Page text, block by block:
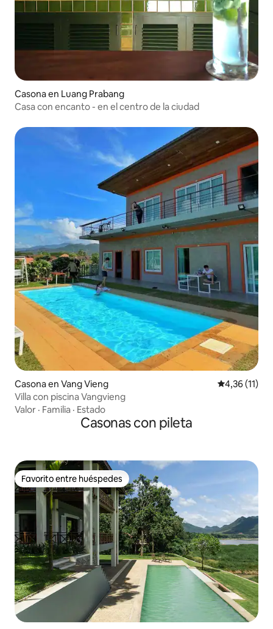
Casona en Luang Prabang
Casa con encanto - en el centro de la ciudad
Casona en Vang Vieng Calificación
4,36 (11)
Villa con piscina Vangvieng
Valor · Familia · Estado
Casonas con pileta
Favorito entre huéspedes
Favorito entre huéspedes